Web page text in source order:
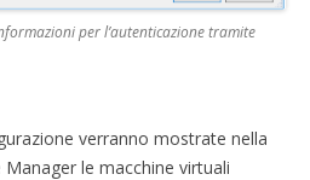
per l’autenticazione tramite
verranno mostrate nella
le macchine virtuali